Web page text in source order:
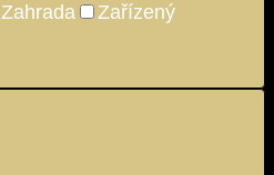
Zahrada Zařízený